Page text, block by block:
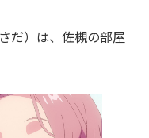
だ）は、佐槻の部屋